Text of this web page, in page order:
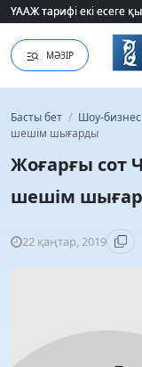
ҮААЖ тарифі екі есеге
ҮААЖ тарифі екі есеге
МӘЗІР
Басты бет / Шоу-бизнес
шешім шығарды
Жоғарғы сот
шешім
22 қаңтар, 2019